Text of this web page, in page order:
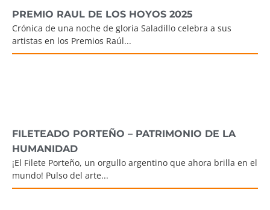
PREMIO RAUL DE LOS HOYOS 2025
Crónica de una noche de gloria Saladillo celebra a sus
artistas en los Premios Raúl...
FILETEADO PORTEÑO – PATRIMONIO DE LA
HUMANIDAD
¡El Filete Porteño, un orgullo argentino que ahora brilla en el
mundo! Pulso del arte...